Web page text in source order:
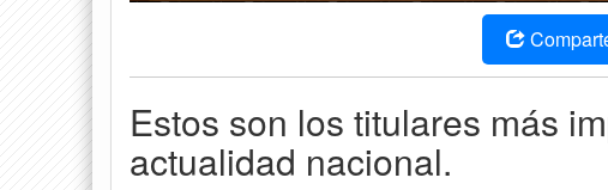
Estos son los titulares más
actualidad nacional.